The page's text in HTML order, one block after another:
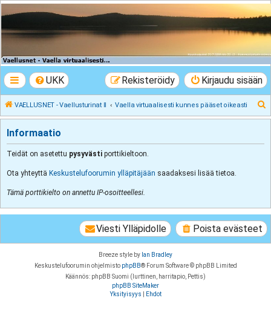
VAELLUSNET -
Vaellusturinat II
UKK Kirjaudu sisään
Rekisteröidy
VAELLUSNET - Vaellusturinat II Vaella virtuaalisesti kunnes pääset oikeasti
t
Informaatio
Teidät on asetettu pysyvästi porttikieltoon.
Ota yhteyttä Keskustelufoorumin ylläpitäjään saadaksesi lisää tietoa.
Tämä porttikielto on annettu IP-osoitteellesi.
Poista evästeet
Viesti Ylläpidolle
Breeze style by Ian Bradley
Keskustelufoorumin ohjelmisto phpBB® Forum Software © phpBB Limited
Käännös: phpBB Suomi (lurttinen, harritapio, Pettis)
phpBB SiteMaker
Yksityisyys
Ehdot